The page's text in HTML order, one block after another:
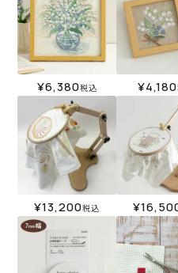
¥6,380税込 ¥4,180
¥13,200税込 ¥